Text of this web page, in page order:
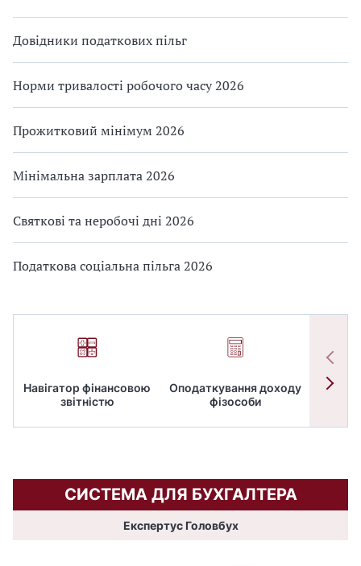
Довідники податкових пільг
Норми тривалості робочого часу 2026
Прожитковий мінімум 2026
Мінімальна зарплата 2026
Святкові та неробочі дні 2026
Податкова соціальна пільга 2026
Навігатор фінансовою
звітністю
Оподаткування доходу
фізособи
СИСТЕМА ДЛЯ БУХГАЛТЕРА
Експертус Головбух